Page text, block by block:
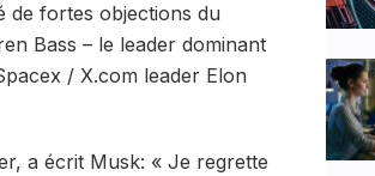
de fortes objections du
Bass – le leader dominant
/ X.com leader Elon
a écrit Musk: « Je regrette